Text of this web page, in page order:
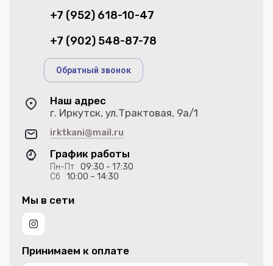
+7 (952) 618-10-47
+7 (902) 548-87-78
Обратный звонок
Наш адрес
г. Иркутск, ул.Трактовая, 9а/1
irktkani@mail.ru
График работы
Пн-Пт 09:30 - 17:30
Сб
10:00 – 14:30
Мы в сети
Принимаем к оплате